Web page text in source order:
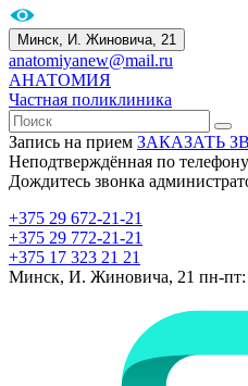
Минск, И. Жиновича, 21
anatomiyanew@mail.ru
АНАТОМИЯ
Частная поликлиника
Запись на прием ЗАКАЗАТЬ
Неподтверждённая по
Дождитесь звонка
+375 29 672-21-21
+375 29 772-21-21
+375 17 323 21 21
Минск, И. Жиновича, 21 пн-